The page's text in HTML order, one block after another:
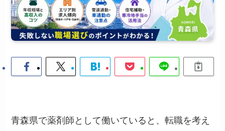
青森県で薬剤師として働いていると、転職を考え